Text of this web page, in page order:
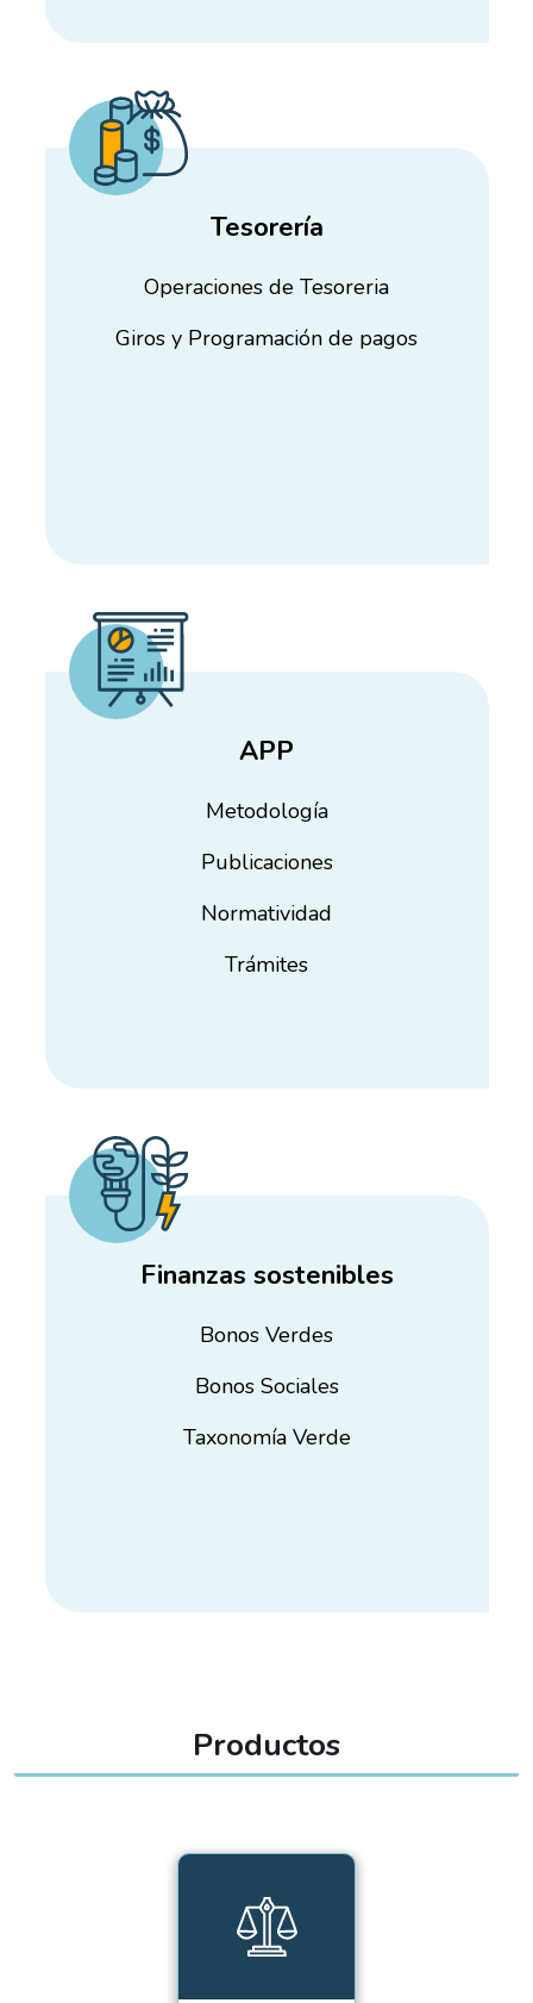
Tesorería
Operaciones de Tesoreria
Giros y Programación de pagos
APP
Metodología
Publicaciones
Normatividad
Trámites
Finanzas sostenibles
Bonos Verdes
Bonos Sociales
Taxonomía Verde
Productos